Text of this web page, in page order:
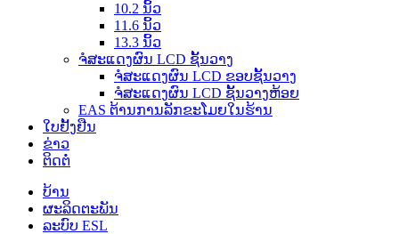
10.2 ນິ້ວ
11.6 ນິ້ວ
13.3 ນິ້ວ
ຈໍສະແດງຜົນ LCD ຊັ້ນວາງ
ຈໍສະແດງຜົນ LCD ຂອບຊັ້ນວາງ
ຈໍສະແດງຜົນ LCD ຊັ້ນວາງຫ້ອຍ
EAS ຕ້ານການລັກຂະໂມຍໃນຮ້ານ
ໃບຢັ້ງຢືນ
ຂ່າວ
ຕິດຕໍ່
ບ້ານ
ຜະລິດຕະພັນ
ລະບົບ ESL